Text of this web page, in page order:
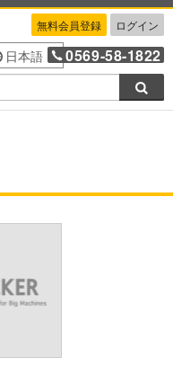
無料会員登録 ログイン
日本語 0569-58-1822